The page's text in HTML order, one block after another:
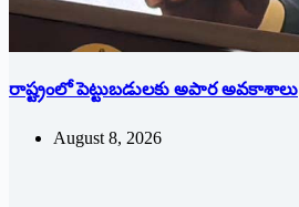
రాష్ట్రంలో పెట్టుబడులకు అపార అవకాశాలు
August 8, 2026